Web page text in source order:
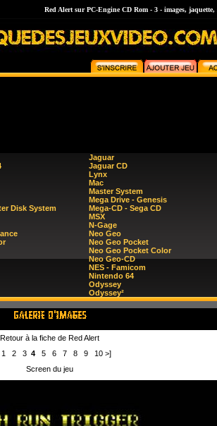
Red Alert sur PC-Engine CD Rom - 3 - images, jaquette,
Disk System
Jaguar
Jaguar CD
Lynx
Mac
Master System
Mega Drive - Genesis
Mega-CD - Sega CD
MSX
N-Gage
Neo Geo
Neo Geo Pocket
Neo Geo Pocket Color
Neo Geo-CD
NES - Famicom
Nintendo 64
Odyssey
Odyssey²
Retour à la fiche de Red Alert
1
2 34 5 6 7 8 9 10 >]
Screen du jeu